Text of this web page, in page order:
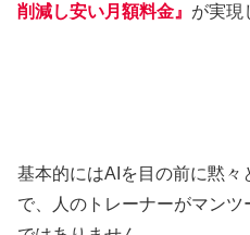
削減し安い月額料金』 が実現
基本的にはAIを目の前に黙
で、人のトレーナーがマン